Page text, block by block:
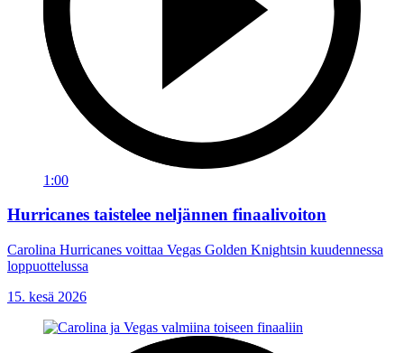
1:00
Hurricanes taistelee neljännen finaalivoiton
Carolina Hurricanes voittaa Vegas Golden Knightsin kuudennessa
loppuottelussa
15. kesä 2026